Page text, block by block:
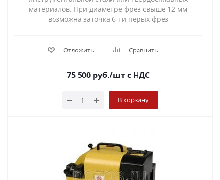
материалов. При диаметре фрез свыше 12 мм
возможна заточка 6-ти перых фрез
Отложить Сравнить
75 500 руб./штс НДС
В корзину